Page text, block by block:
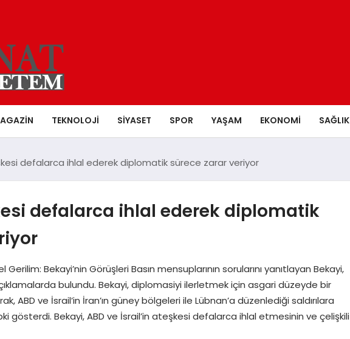
TEKNOLOJI SIYASET SPOR YAŞAM EKONOMI SAĞLIK
defalarca ihlal ederek diplomatik sürece zarar veriyor
defalarca ihlal ederek diplomatik
Bekayi’nin Görüşleri Basın mensuplarının sorularını yanıtlayan Bekayi,
bulundu. Bekayi, diplomasiyi ilerletmek için asgari düzeyde bir
ABD ve İsrail’in İran’ın güney bölgeleri ile Lübnan’a düzenlediği saldırılara
gösterdi. Bekayi, ABD ve İsrail’in ateşkesi defalarca ihlal etmesinin ve çelişkili